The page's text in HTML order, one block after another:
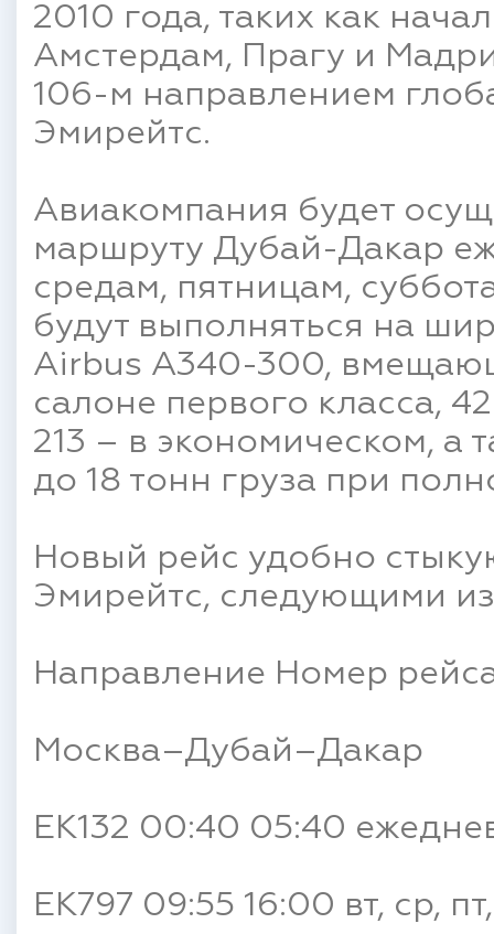
2010 года, таких как
Амстердам, Прагу и
106-м направлением
Эмирейтс.
Авиакомпания будет
маршруту Дубай-Дакар
средам, пятницам,
будут выполняться на
Airbus A340-300,
салоне первого класса,
213 – в экономическом, а
до 18 тонн груза при
Новый рейс удобно
Эмирейтс, следующими
Направление Номер
Москва–Дубай–Дакар
EK132 00:40 05:40
EK797 09:55 16:00 вт, ср,